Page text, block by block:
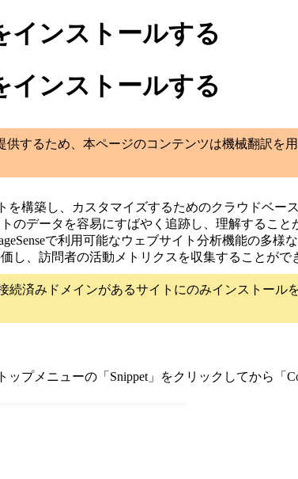
インストールする
インストールする
するため、本ページのコンテンツは機械翻訳を
を構築し、カスタマイズするためのクラウドベー
のデータを容易にすばやく追跡し、理解するこ
で利用可能なウェブサイト分析機能の多
し、訪問者の活動メトリクスを収集することがで
済みドメインがあるサイトにのみインストール
ップメニューの「Snippet」をクリックしてから